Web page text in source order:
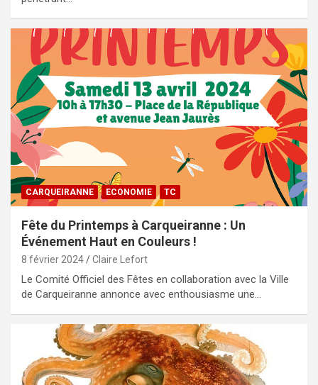
CARQUEIRANNE ECONOMIE TC
Fête du Printemps à Carqueiranne : Un
Événement Haut en Couleurs !
8 février 2024 Claire Lefort
Le Comité Officiel des Fêtes en collaboration avec la Ville
de Carqueiranne annonce avec enthousiasme une…